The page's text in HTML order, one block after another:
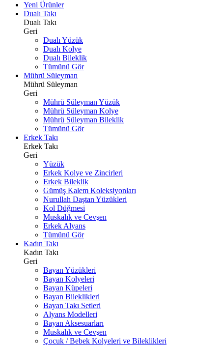
Yeni Ürünler
Dualı Takı
Dualı Takı
Geri
Dualı Yüzük
Dualı Kolye
Dualı Bileklik
Tümünü Gör
Mührü Süleyman
Mührü Süleyman
Geri
Mührü Süleyman Yüzük
Mührü Süleyman Kolye
Mührü Süleyman Bileklik
Tümünü Gör
Erkek Takı
Erkek Takı
Geri
Yüzük
Erkek Kolye ve Zincirleri
Erkek Bileklik
Gümüş Kalem Koleksiyonları
Nurullah Daştan Yüzükleri
Kol Düğmesi
Muskalık ve Cevşen
Erkek Alyans
Tümünü Gör
Kadın Takı
Kadın Takı
Geri
Bayan Yüzükleri
Bayan Kolyeleri
Bayan Küpeleri
Bayan Bileklikleri
Bayan Takı Setleri
Alyans Modelleri
Bayan Aksesuarları
Muskalık ve Cevşen
Çocuk / Bebek Kolyeleri ve Bileklikleri